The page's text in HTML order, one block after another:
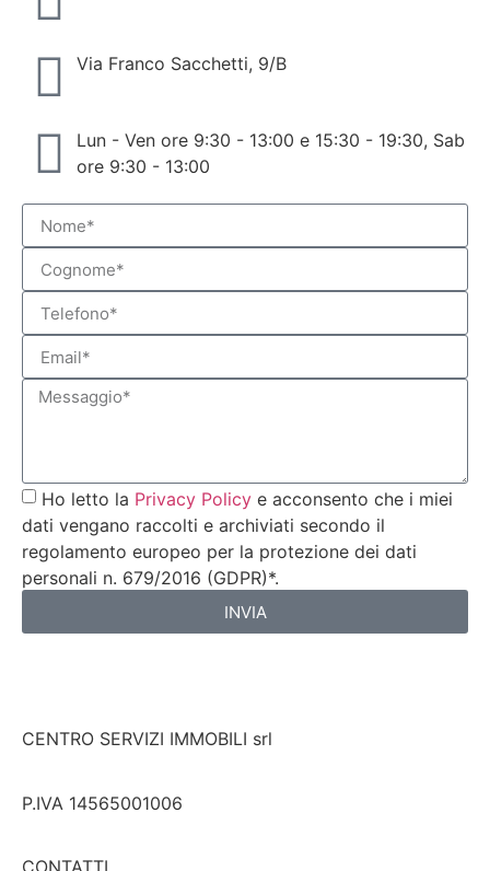
Via Franco Sacchetti, 9/B
Lun - Ven ore 9:30 - 13:00 e 15:30 - 19:30, Sab
ore 9:30 - 13:00
Ho letto la Privacy Policy e acconsento che i miei
dati vengano raccolti e archiviati secondo il
regolamento europeo per la protezione dei dati
personali n. 679/2016 (GDPR)*.
INVIA
CENTRO SERVIZI IMMOBILI srl
P.IVA 14565001006